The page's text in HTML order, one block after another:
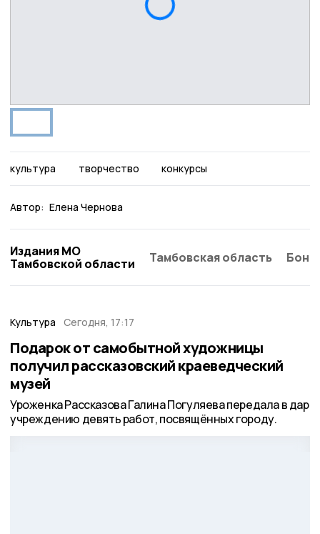
культура творчество конкурсы
Автор: Елена Чернова
Издания МО
Тамбовской области
Тамбовская область
Культура Сегодня, 17:17
Подарок от самобытной художницы
получил рассказовский краеведческий
музей
Уроженка Рассказова Галина Погуляева передала в дар
учреждению девять работ, посвящённых городу.